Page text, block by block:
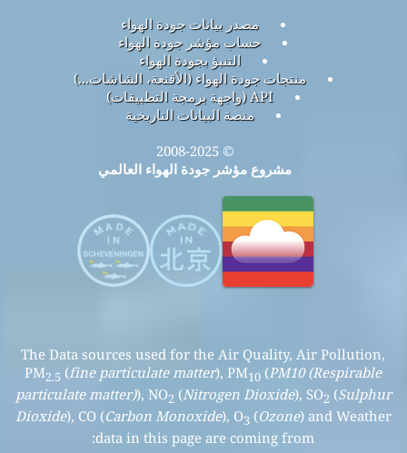
مصدر بيانات جودة الهواء
حساب مؤشر جودة الهواء
التنبؤ بجودة الهواء
منتجات جودة الهواء (الأقنعة، الشاشات...)
API (واجهة برمجة التطبيقات)
منصة البيانات التاريخية
© 2008-2025
مشروع مؤشر جودة الهواء العالمي
The Data sources used for the Air Quality, Air Pollution,
PM2.5(fine particulate matter), PM10(PM10 (Respirable
particulate matter)), NO2 (Nitrogen Dioxide), SO2 (Sulphur
Dioxide), CO (Carbon Monoxide), O3 (Ozone ) and Weather
data in this page are coming from: